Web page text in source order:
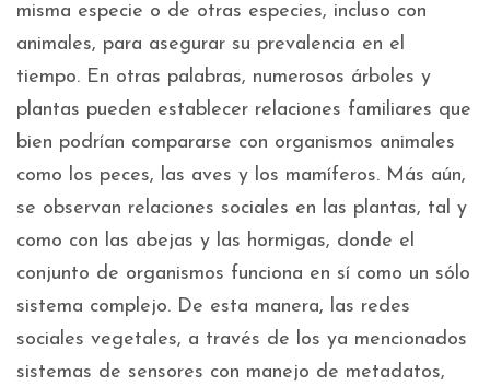
misma especie o de otras especies, incluso con
animales, para asegurar su prevalencia en el
tiempo. En otras palabras, numerosos árboles y
plantas pueden establecer relaciones familiares que
bien podrían compararse con organismos animales
como los peces, las aves y los mamíferos. Más aún,
se observan relaciones sociales en las plantas, tal y
como con las abejas y las hormigas, donde el
conjunto de organismos funciona en sí como un sólo
sistema complejo. De esta manera, las redes
sociales vegetales, a través de los ya mencionados
sistemas de sensores con manejo de metadatos,